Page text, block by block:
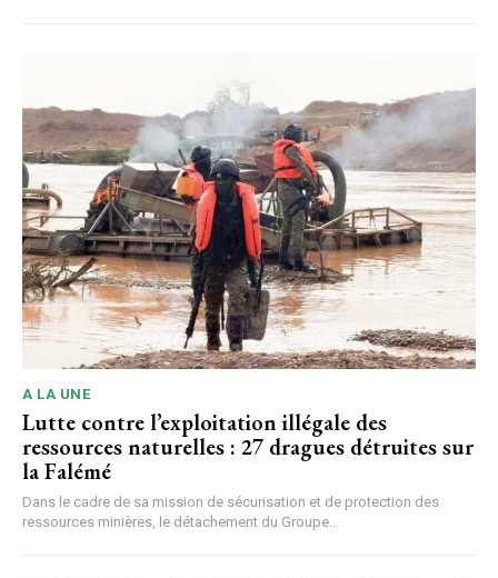
A LA UNE
Lutte contre l’exploitation illégale des
ressources naturelles : 27 dragues détruites sur
la Falémé
Dans le cadre de sa mission de sécurisation et de protection des
ressources minières, le détachement du Groupe...